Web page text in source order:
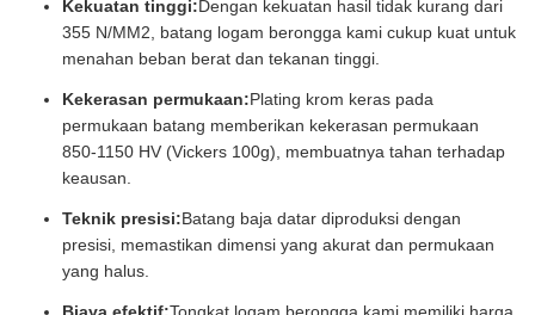
Kekuatan tinggi:Dengan kekuatan hasil tidak kurang dari
355 N/MM2, batang logam berongga kami cukup kuat untuk
menahan beban berat dan tekanan tinggi.
Kekerasan permukaan:Plating krom keras pada
permukaan batang memberikan kekerasan permukaan
850-1150 HV (Vickers 100g), membuatnya tahan terhadap
keausan.
Teknik presisi:Batang baja datar diproduksi dengan
presisi, memastikan dimensi yang akurat dan permukaan
yang halus.